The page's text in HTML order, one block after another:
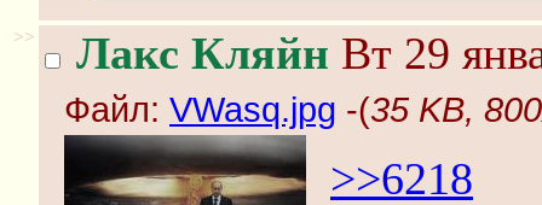
>> Лакс Кляйн Вт 29
Файл: VWasq.jpg -(35 KB,
>>6218